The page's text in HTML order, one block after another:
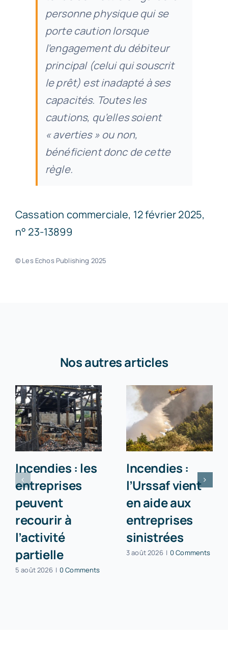
personne physique qui se
porte caution lorsque
l’engagement du débiteur
principal (celui qui souscrit
le prêt) est inadapté à ses
capacités. Toutes les
cautions, qu’elles soient
« averties » ou non,
bénéficient donc de cette
règle.
Cassation commerciale, 12 février 2025,
n° 23-13899
© Les Echos Publishing 2025
Nos autres articles
Incendies : les
entreprises
peuvent
recourir à
l’activité
partielle
5 août 2026 | 0 Comments
Incendies :
l’Urssaf vient
en aide aux
entreprises
sinistrées
3 août 2026 | 0 Comments